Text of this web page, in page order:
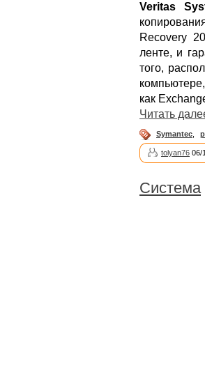
Veritas
Recovery
ленте, и
того,
как
Читать
Symantec
tolyan76 06/
Система